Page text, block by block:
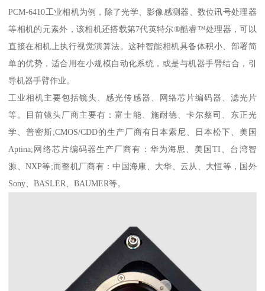
PCM-6410工业相机为例，除了光学、影像感测器、数位讯号处理器
等相机的元素外，该相机还搭载第7代英特尔®酷睿™处理器，可以
直接在相机上执行视觉演算法。这种智能相机具备体积小、部署简
单的优势，适合用在小规模自动化系统，或是与机器手臂结合，引
导机器手臂作业。
工业相机主要包括镜头、感光传感器、网络芯片编码器、滤光片
等。目前镜头厂商主要有：富士能、施耐德、卡尔蔡司、东正光
学、普密斯;CMOS/CDD的生产厂商有日本索尼、日本松下、美国
Aptina;网络芯片编码器生产厂商有：华为海思、美国TI、台湾智
源、NXP等;而整机厂商有：中国海康、大华、云从、大恒等，国外
Sony、BASLER、BAUMER等。